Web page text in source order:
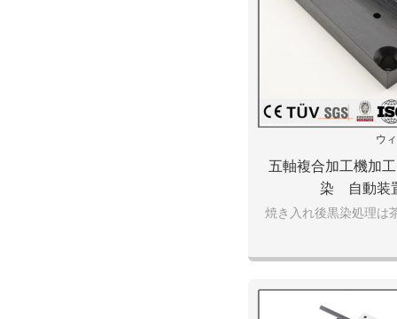
ウ
五軸複合加工機加
染 自動装
焼き入れ後黒染処理は